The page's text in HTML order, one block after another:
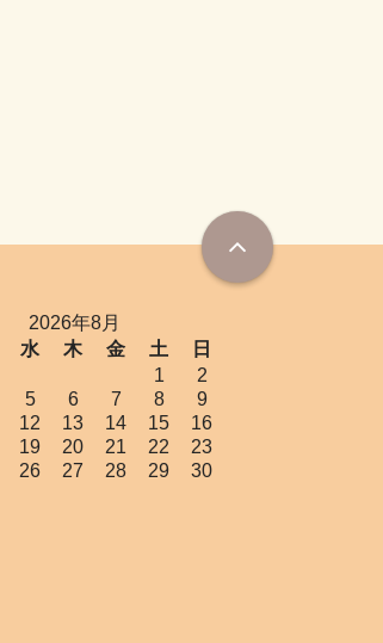
2026年8月
水 木 金 土
日
1
2
5 6 7 8
9
12 13 14 15
16
19 20 21 22
23
26 27 28 29
30